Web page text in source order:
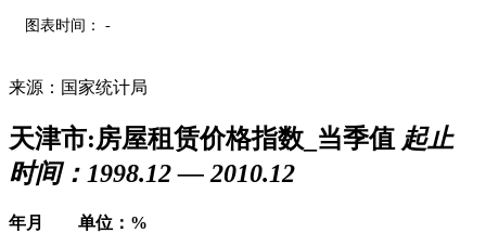
图表时间： -
来源：国家统计局
天津市:房屋租赁价格指数_当季值 起止
时间：1998.12 — 2010.12
年月
单位：%